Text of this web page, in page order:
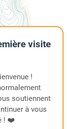
visite
!
soutiennent
à vous
! ❤️